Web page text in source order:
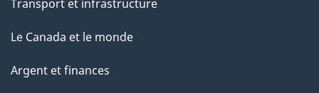
Transport et infrastructure
Le Canada et le monde
Argent et finances